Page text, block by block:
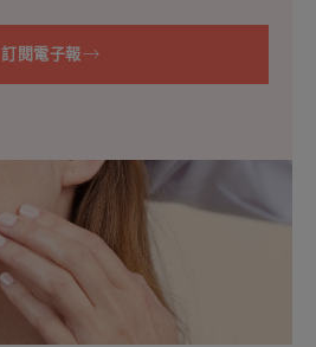
訂閱電子報